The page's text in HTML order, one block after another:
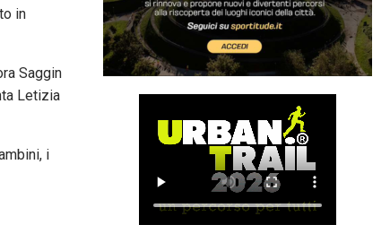
in
Saggin
Letizia
i